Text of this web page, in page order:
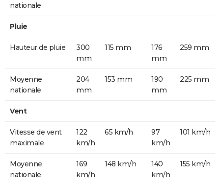
nationale
Pluie
Hauteur de pluie
300
mm
115 mm
176
mm
259 mm
Moyenne
nationale
204
mm
153 mm
190
mm
225 mm
Vent
Vitesse de vent
maximale
122
km/h
65 km/h
97
km/h
101 km/h
Moyenne
nationale
169
km/h
148 km/h
140
km/h
155 km/h